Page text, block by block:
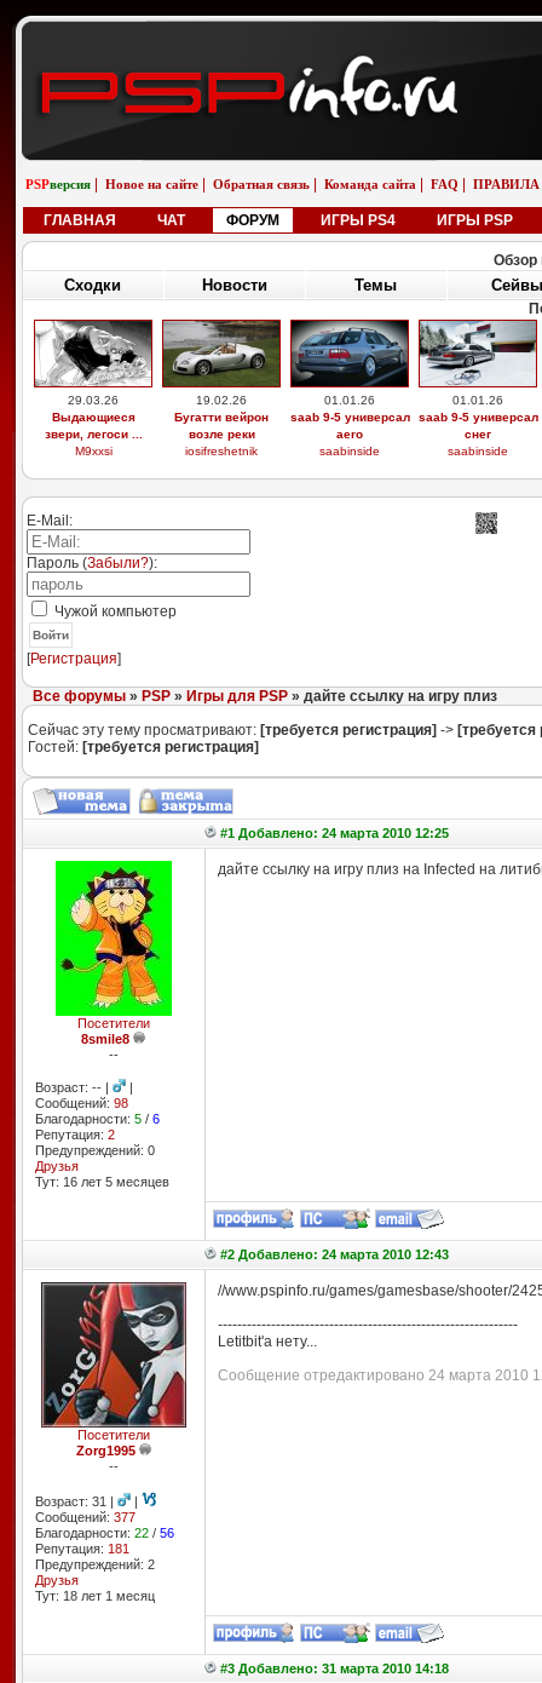
PSPверсия Новое на сайте Обратная связь Команда сайта FAQ ПРАВИЛА
ГЛАВНАЯ ЧАТ ФОРУМ ИГРЫ PS4 ИГРЫ PSP
Обзор
Сходки Новости Темы Сейвы
29.03.26
Выдающиеся
звери, легоси ...
M9xxsi
19.02.26
Бугатти вейрон
возле реки
iosifreshetnik
01.01.26
saab 9-5 универсал
aero
saabinside
01.01.26
saab 9-5 универсал
снег
saabinside
E-Mail:
Пароль (Забыли?):
Чужой компьютер
Войти
[Регистрация]
Все форумы» PSP» Игры для PSP» дайте ссылку на игру плиз
Сейчас эту тему просматривают: [требуется регистрация] -> [требуется
Гостей: [требуется регистрация]
#1 Добавлено: 24 марта 2010 12:25
Посетители
8smile8
--
Возраст: -- |
|
Сообщений: 98
Благодарности: 5/ 6
Репутация: 2
Предупреждений: 0
Друзья
Тут: 16 лет 5 месяцев
дайте ссылку на игру плиз на Infected на
#2 Добавлено: 24 марта 2010 12:43
Посетители
Zorg1995
--
Возраст: 31 |
|
Сообщений: 377
Благодарности: 22/ 56
Репутация: 181
Предупреждений: 2
Друзья
Тут: 18 лет 1 месяц
//www.pspinfo.ru/games/gamesbase/shooter/
--------------------------------------------------------------
Letitbit'а нету...
Сообщение отредактировано 24 марта 2010
#3 Добавлено: 31 марта 2010 14:18